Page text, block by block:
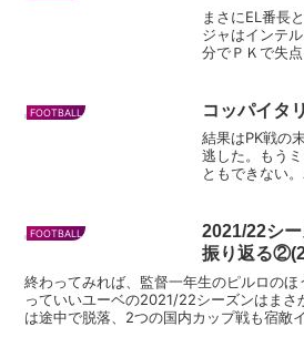
まさにEL番長
ジャはインテ
分でＰＫで失
活躍！何と２
後、ロペテギ監
FOOTBALL コッパイタ
結果はPK戦の
逃した。もう
ともできない
りでやってい
リーグ戦とス
FOOTBALL
2021/22シ
振り返る
終わってみれば、監督一年生のピルロの
っていいユーベの2021/22シーズンはまさ
は途中で脱落、2つの国内カップ戦も宿敵